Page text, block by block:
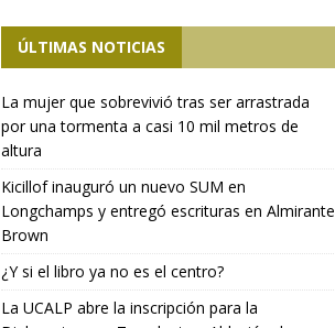
ÚLTIMAS NOTICIAS
La mujer que sobrevivió tras ser arrastrada
por una tormenta a casi 10 mil metros de
altura
Kicillof inauguró un nuevo SUM en
Longchamps y entregó escrituras en Almirante
Brown
¿Y si el libro ya no es el centro?
La UCALP abre la inscripción para la